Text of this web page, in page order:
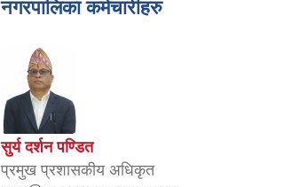
नगरपालिका कर्मचारीहरु
सुर्य दर्शन पण्डित
प्रमुख प्रशासकीय अधिकृत